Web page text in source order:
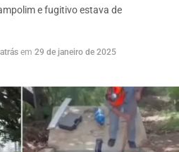
e fugitivo estava de
em 29 de janeiro de 2025